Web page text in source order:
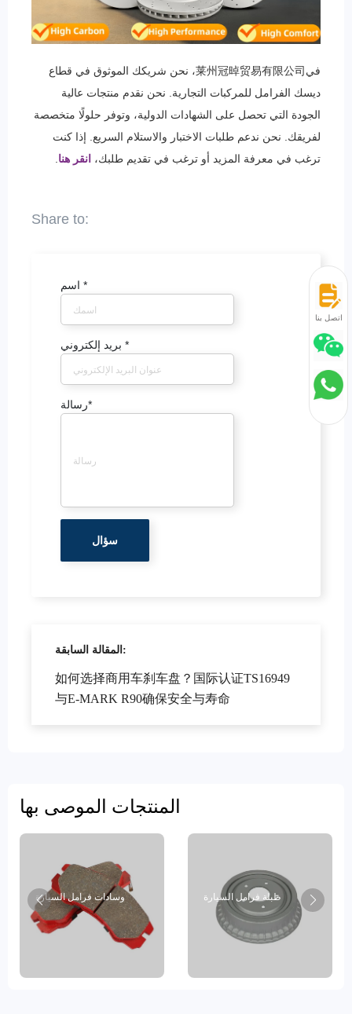
في莱州冠晫贸易有限公司، نحن شريكك الموثوق في قطاع
ديسك الفرامل للمركبات التجارية. نحن نقدم منتجات عالية
الجودة التي تحصل على الشهادات الدولية، وتوفر حلولًا متخصصة
لفريقك. نحن ندعم طلبات الاختبار والاستلام السريع. إذا كنت
ترغب في معرفة المزيد أو ترغب في تقديم طلبك، انقر هنا
*
*
رسالة*
المقالة السابقة:
如何选择商用车刹车盘？国际认证TS16949
与E-MARK R90确保安全与寿命
المنتجات الموصى بها
وسادات فرامل السيارة طبلة فرامل السيارة
اتصل بنا